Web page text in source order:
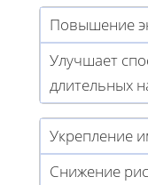
Повышение
Улучшает
длительных
Укрепление
Снижение